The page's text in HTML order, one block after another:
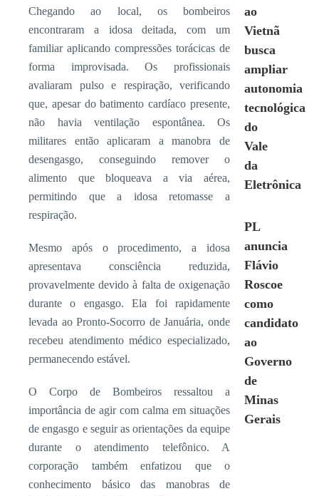
Chegando ao local, os bombeiros
encontraram a idosa deitada, com um
familiar aplicando compressões torácicas de
forma improvisada. Os profissionais
avaliaram pulso e respiração, verificando
que, apesar do batimento cardíaco presente,
não havia ventilação espontânea. Os
militares então aplicaram a manobra de
desengasgo, conseguindo remover o
alimento que bloqueava a via aérea,
permitindo que a idosa retomasse a
respiração.
Mesmo após o procedimento, a idosa
apresentava consciência reduzida,
provavelmente devido à falta de oxigenação
durante o engasgo. Ela foi rapidamente
levada ao Pronto-Socorro de Januária, onde
recebeu atendimento médico especializado,
permanecendo estável.
O Corpo de Bombeiros ressaltou a
importância de agir com calma em situações
de engasgo e seguir as orientações da equipe
durante o atendimento telefônico. A
corporação também enfatizou que o
conhecimento básico das manobras de
ao
Vietnã
busca
ampliar
autonomia
tecnológica
do
Vale
da
Eletrônica
PL
anuncia
Flávio
Roscoe
como
candidato
ao
Governo
de
Minas
Gerais